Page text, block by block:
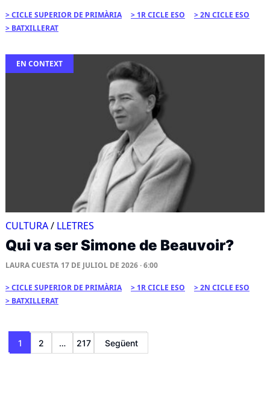
CICLE SUPERIOR DE PRIMÀRIA 1R CICLE ESO
2N CICLE ESO
BATXILLERAT
EN CONTEXT
CULTURA/ LLETRES
Qui va ser Simone de Beauvoir?
LAURA CUESTA 17 DE JULIOL DE 2026 · 6:00
CICLE SUPERIOR DE PRIMÀRIA 1R CICLE ESO
2N CICLE ESO
BATXILLERAT
Paginació
de
1 2 … 217 Següent